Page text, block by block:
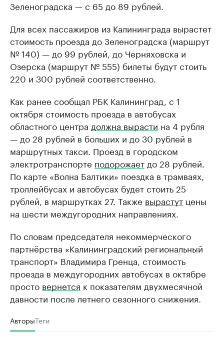
Зеленоградска — с 65 до 89 рублей.
Для всех пассажиров из Калининграда вырастет
стоимость проезда до Зеленоградска (маршрут
№ 140) — до 99 рублей, до Черняховска и
Озерска (маршрут № 555) билеты будут стоить
220 и 300 рублей соответственно.
Как ранее сообщал РБК Калининград, с 1
октября стоимость проезда в автобусах
областного центра должна вырасти на 4 рубля
— до 28 рублей в больших и до 30 рублей в
маршрутных такси. Проезд в городском
электротранспорте подорожает до 28 рублей.
По карте «Волна Балтики» поездка в трамваях,
троллейбусах и автобусах будет стоить 25
рублей, в маршрутках 27. Также вырастут цены
на шести междугородних направлениях.
По словам председателя некоммерческого
партнёрства «Калининградский региональный
транспорт» Владимира Гренца, стоимость
проезда в междугородних автобусах в октябре
просто вернется к показателям двухмесячной
давности после летнего сезонного снижения.
АвторыТеги